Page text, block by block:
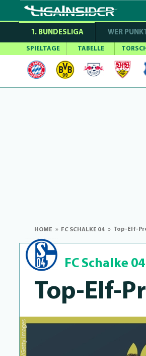
1. BUNDESLIGA WER
SPIELTAGE TABELLE
HOME FC SCHALKE 04 Top-Elf-
FC Schalke 04
Top-Elf-